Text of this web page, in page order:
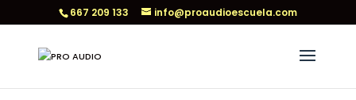
667 209 133 info@proaudioescuela.com